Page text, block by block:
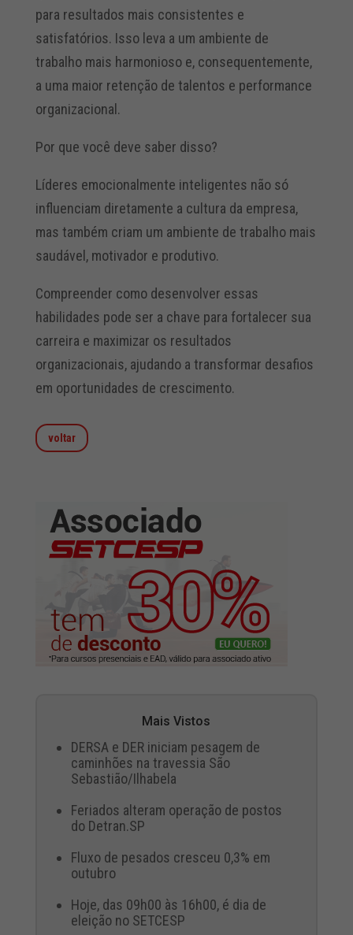
para resultados mais consistentes e
satisfatórios. Isso leva a um ambiente de
trabalho mais harmonioso e, consequentemente,
a uma maior retenção de talentos e performance
organizacional.
Por que você deve saber disso?
Líderes emocionalmente inteligentes não só
influenciam diretamente a cultura da empresa,
mas também criam um ambiente de trabalho mais
saudável, motivador e produtivo.
Compreender como desenvolver essas
habilidades pode ser a chave para fortalecer sua
carreira e maximizar os resultados
organizacionais, ajudando a transformar desafios
em oportunidades de crescimento.
voltar
Mais Vistos
DERSA e DER iniciam pesagem de
caminhões na travessia São
Sebastião/Ilhabela
Feriados alteram operação de postos
do Detran.SP
Fluxo de pesados cresceu 0,3% em
outubro
Hoje, das 09h00 às 16h00, é dia de
eleição no SETCESP